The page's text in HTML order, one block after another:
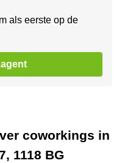
als eerste op de
coworkings in
1118 BG